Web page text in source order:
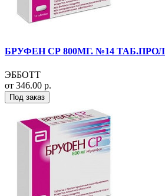
БРУФЕН СР 800МГ. №14
ЭББОТТ
от 346.00 р.
Под заказ